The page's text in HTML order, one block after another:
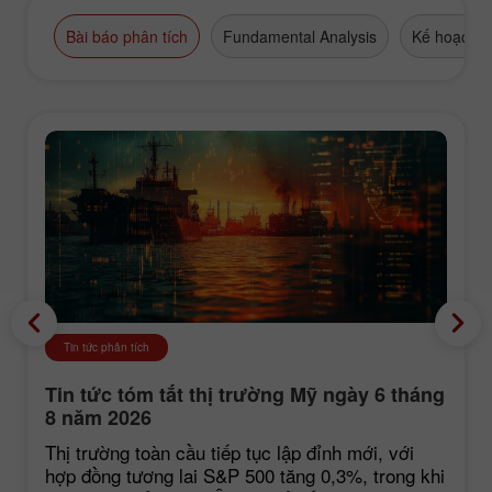
Bài báo phân tích Fundamental Analysis Kế hoạch
Tin tức phân tích
Tin tức tóm tắt thị trường Mỹ ngày 6 tháng
8 năm 2026
Thị trường toàn cầu tiếp tục lập đỉnh mới, với
hợp đồng tương lai S&P 500 tăng 0,3%, trong khi